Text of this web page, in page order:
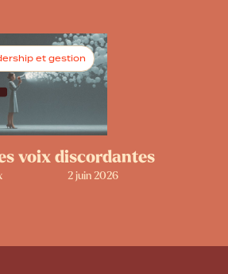
et gestion
voix discordantes
2 juin 2026